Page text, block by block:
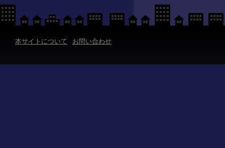
本サイトについて お問い合わせ